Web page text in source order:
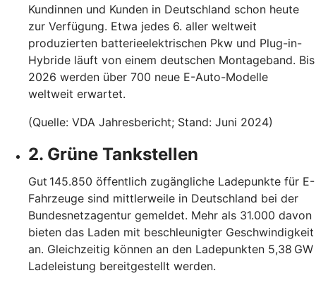
Kundinnen und Kunden in Deutschland schon heute
zur Verfügung. Etwa jedes 6. aller weltweit
produzierten batterieelektrischen Pkw und Plug-in-
Hybride läuft von einem deutschen Montageband. Bis
2026 werden über 700 neue E-Auto-Modelle
weltweit erwartet.
(Quelle: VDA Jahresbericht; Stand: Juni 2024)
2. Grüne Tankstellen
Gut 145.850 öffentlich zugängliche Ladepunkte für E-
Fahrzeuge sind mittlerweile in Deutschland bei der
Bundesnetzagentur gemeldet. Mehr als 31.000 davon
bieten das Laden mit beschleunigter Geschwindigkeit
an. Gleichzeitig können an den Ladepunkten 5,38 GW
Ladeleistung bereitgestellt werden.